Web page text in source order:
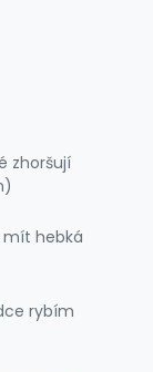
zhoršují
mít hebká
rybím